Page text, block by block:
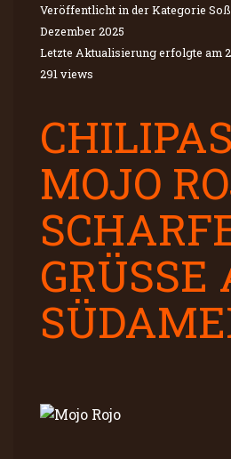
Veröffentlicht in der Kategorie
Dezember 2025
Letzte Aktualisierung erfolgte am
291 views
MOJO
GRÜSSE